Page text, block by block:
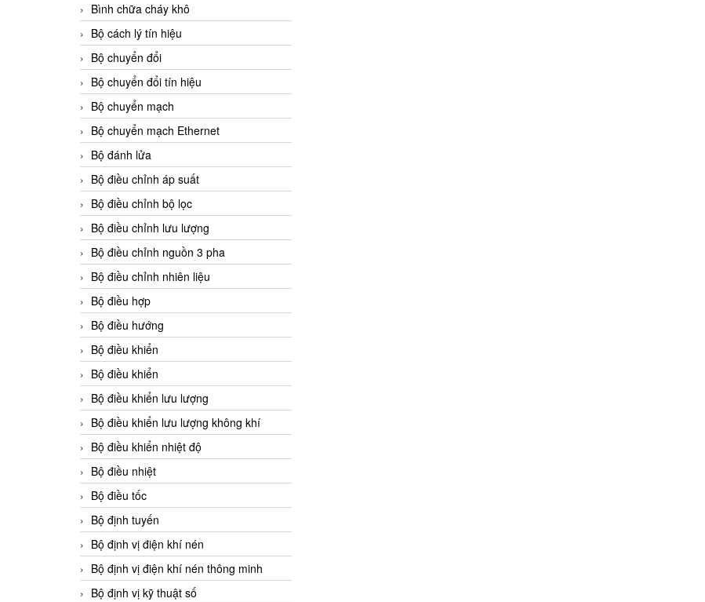
Bình chữa cháy khô
Bộ cách lý tín hiệu
Bộ chuyển đổi
Bộ chuyển đổi tín hiệu
Bộ chuyển mạch
Bộ chuyển mạch Ethernet
Bộ đánh lửa
Bộ điều chỉnh áp suất
Bộ điều chỉnh bộ lọc
Bộ điều chỉnh lưu lượng
Bộ điều chỉnh nguồn 3 pha
Bộ điều chỉnh nhiên liệu
Bộ điều hợp
Bộ điều hướng
Bộ điều khiển
Bộ điều khiển
Bộ điều khiển lưu lượng
Bộ điều khiển lưu lượng không khí
Bộ điều khiển nhiệt độ
Bộ điều nhiệt
Bộ điều tốc
Bộ định tuyến
Bộ định vị điện khí nén
Bộ định vị điện khí nén thông minh
Bộ định vị kỹ thuật số